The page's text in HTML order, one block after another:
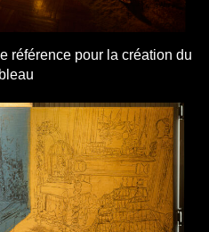
référence pour la création du